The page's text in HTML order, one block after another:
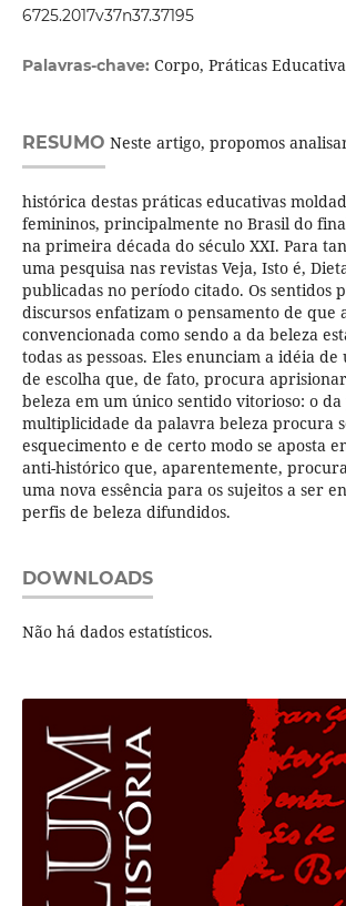
6725.2017v37n37.37195
Palavras-chave: Corpo, Práticas
RESUMO Neste artigo, propomos
histórica destas práticas educativas
femininos, principalmente no Brasil do
na primeira década do século XXI. Para
uma pesquisa nas revistas Veja, Isto é,
publicadas no período citado. Os sentidos
discursos enfatizam o pensamento de que
convencionada como sendo a da beleza
todas as pessoas. Eles enunciam a idéia
de escolha que, de fato, procura
beleza em um único sentido vitorioso: o
multiplicidade da palavra beleza procura
esquecimento e de certo modo se aposta
anti-histórico que, aparentemente,
uma nova essência para os sujeitos a ser
perfis de beleza difundidos.
DOWNLOADS
Não há dados estatísticos.